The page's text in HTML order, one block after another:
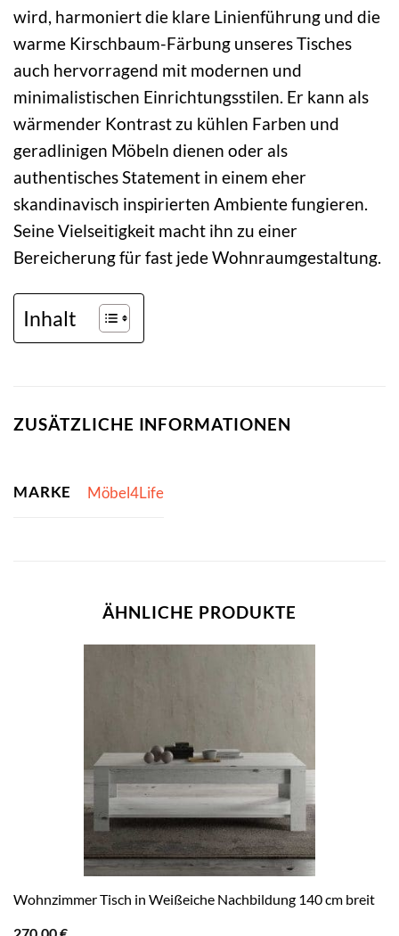
wird, harmoniert die klare Linienführung und die
warme Kirschbaum-Färbung unseres Tisches
auch hervorragend mit modernen und
minimalistischen Einrichtungsstilen. Er kann als
wärmender Kontrast zu kühlen Farben und
geradlinigen Möbeln dienen oder als
authentisches Statement in einem eher
skandinavisch inspirierten Ambiente fungieren.
Seine Vielseitigkeit macht ihn zu einer
Bereicherung für fast jede Wohnraumgestaltung.
Inhalt
ZUSÄTZLICHE INFORMATIONEN
MARKE Möbel4Life
ÄHNLICHE PRODUKTE
Wohnzimmer Tisch in Weißeiche Nachbildung 140 cm breit
270,00€